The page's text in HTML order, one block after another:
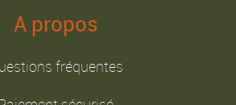
A propos
fréquentes